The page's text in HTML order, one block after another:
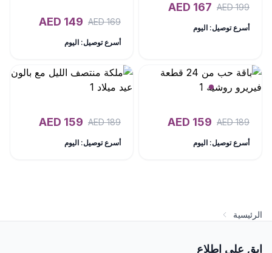
199
AED
167
أسرع توصيل: اليوم
169
AED
149
أسرع توصيل: اليوم
189
AED
159
أسرع توصيل: اليوم
189
AED
159
أسرع توصيل: اليوم
الرئيسية
ابق على اطلاع